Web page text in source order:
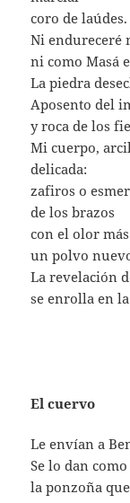
coro de laúdes.
Ni endureceré
ni como Masá
La piedra
Aposento del
y roca de los
Mi cuerpo,
delicada:
zafiros o
de los brazos
con el olor
un polvo
La revelación
se enrolla en
El cuervo
Le envían a
Se lo dan
la ponzoña